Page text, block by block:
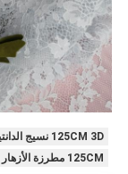
125CM 3D نسيج الدانتيل الأزهار
125CM مطرزة الأزهار شبكة النسيج